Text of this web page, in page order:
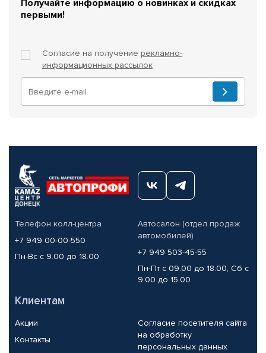
Получайте информацию о новинках и скидках
первыми!
Согласие на получение рекламно-
информационных рассылок
Телефон колл-центра
+7 949 00-00-550
Пн-Вс с 9.00 до 18.00
Автосалон (отдел продаж
автомобилей)
+7 949 503-45-55
Пн-Пт с 09.00 до 18.00, Сб с
9.00 до 15.00
Клиентам
Акции
Контакты
Согласие посетителя сайта
на обработку
персональных данных